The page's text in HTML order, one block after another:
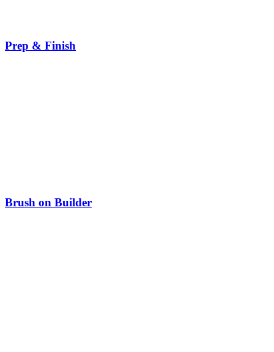
Prep & Finish
Brush on Builder